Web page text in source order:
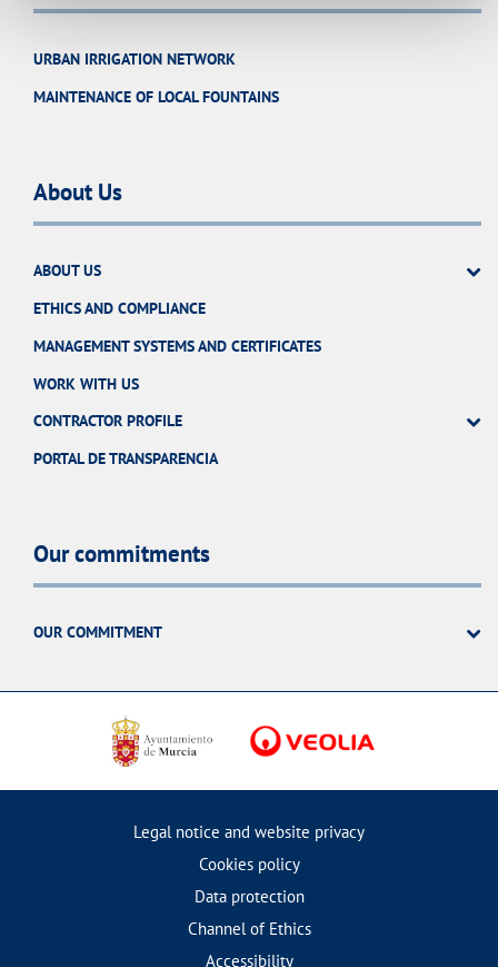
URBAN IRRIGATION NETWORK
MAINTENANCE OF LOCAL FOUNTAINS
About Us
ABOUT US
ETHICS AND COMPLIANCE
MANAGEMENT SYSTEMS AND CERTIFICATES
WORK WITH US
CONTRACTOR PROFILE
PORTAL DE TRANSPARENCIA
Our commitments
OUR COMMITMENT
Legal notice and website privacy
Cookies policy
Data protection
Channel of Ethics
Accessibility